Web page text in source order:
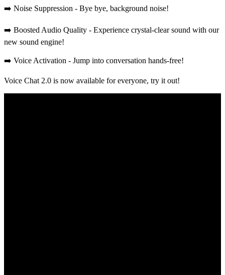
➡️ Noise Suppression - Bye bye, background noise!
➡️ Boosted Audio Quality - Experience crystal-clear sound with our
new sound engine!
➡️ Voice Activation - Jump into conversation hands-free!
Voice Chat 2.0 is now available for everyone, try it out!